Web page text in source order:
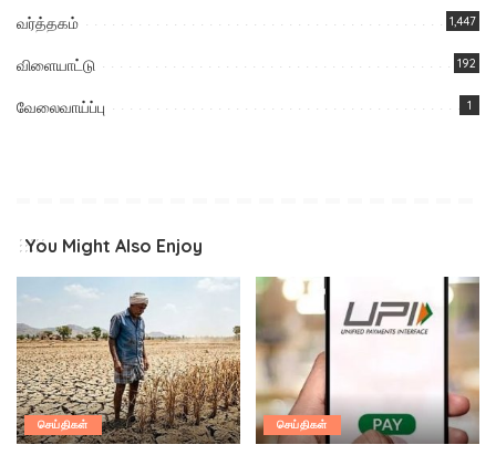
வர்த்தகம் 1,447
விளையாட்டு 192
வேலைவாய்ப்பு 1
You Might Also Enjoy
செய்திகள் செய்திகள்